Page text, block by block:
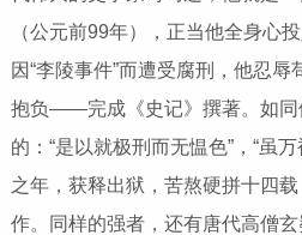
（公元前99年），正当他全身心
因“李陵事件”而遭受腐刑，他忍
抱负——完成《史记》撰著。如同
的：“是以就极刑而无愠色”，“虽
之年，获释出狱，苦熬硬拼十四
作。同样的强者，还有唐代高僧